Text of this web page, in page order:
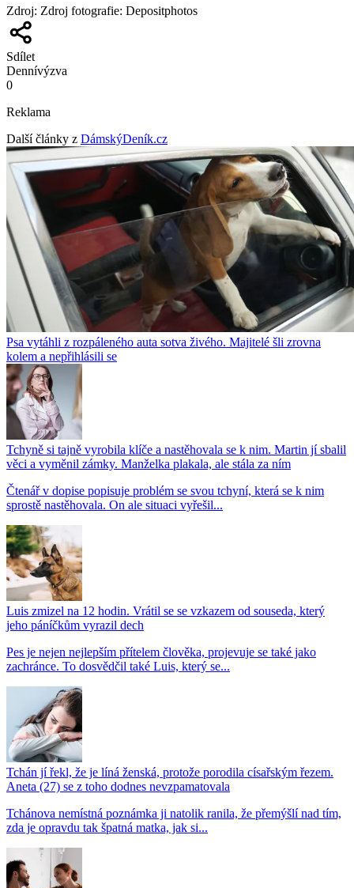
Zdroj: Zdroj fotografie: Depositphotos
Sdílet
Dennívýzva
0
Reklama
Další články z DámskýDeník.cz
Psa vytáhli z rozpáleného auta sotva živého. Majitelé šli zrovna
kolem a nepřihlásili se
Tchyně si tajně vyrobila klíče a nastěhovala se k nim. Martin jí sbalil
věci a vyměnil zámky. Manželka plakala, ale stála za ním
Čtenář v dopise popisuje problém se svou tchyní, která se k nim
sprostě nastěhovala. On ale situaci vyřešil...
Luis zmizel na 12 hodin. Vrátil se se vzkazem od souseda, který
jeho páníčkům vyrazil dech
Pes je nejen nejlepším přítelem člověka, projevuje se také jako
zachránce. To dosvědčil také Luis, který se...
Tchán jí řekl, že je líná ženská, protože porodila císařským řezem.
Aneta (27) se z toho dodnes nevzpamatovala
Tchánova nemístná poznámka ji natolik ranila, že přemýšlí nad tím,
zda je opravdu tak špatná matka, jak si...